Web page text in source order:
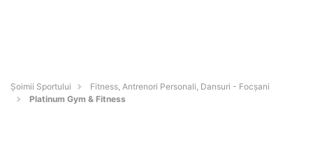
Șoimii Sportului
Fitness, Antrenori Personali, Dansuri - Focşani
Platinum Gym & Fitness